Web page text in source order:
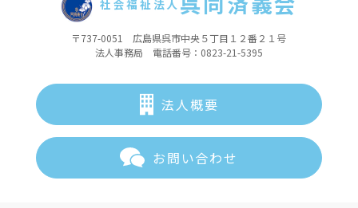
社会福祉法人
〒737-0051 広島県呉市中央５丁目１２番２１号
法人事務局 電話番号：0823-21-5395
法人概要
お問い合わせ